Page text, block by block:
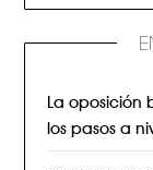
La oposición
los pasos a